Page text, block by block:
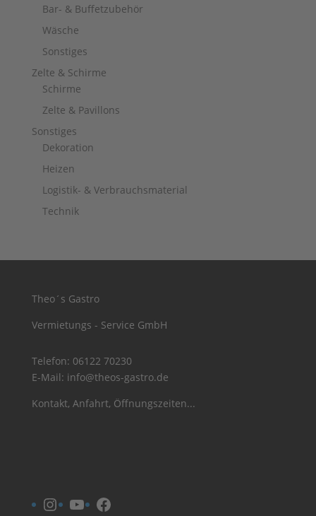
Bar- & Buffetzubehör
Wäsche
Sonstiges
Zelte & Schirme
Schirme
Zelte & Pavillons
Sonstiges
Dekoration
Heizen
Logistik- & Verbrauchsmaterial
Technik
Theo´s Gastro
Vermietungs - Service GmbH
Telefon: 06122 70230
E-Mail: info@theos-gastro.de
Kontakt, Anfahrt, Öffnungszeiten...
Instagram
YouTubeFacebook